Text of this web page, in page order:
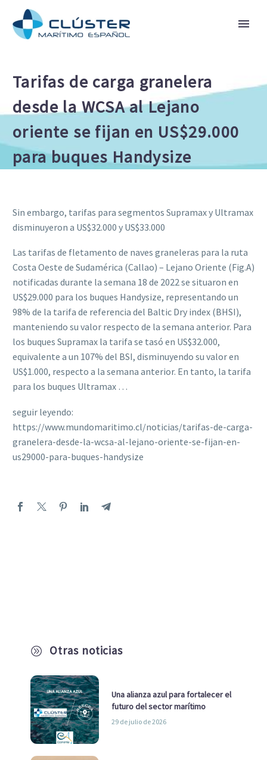
Tarifas de carga granelera
desde la WCSA al Lejano
oriente se fijan en US$29.000
para buques Handysize
A Otras noticias
Una alianza azul para fortalecer el
futuro del sector marítimo
29 de julio de 2026
Sin embargo, tarifas para segmentos Supramax y Ultramax
disminuyeron a US$32.000 y US$33.000
Las tarifas de fletamento de naves graneleras para la ruta
Costa Oeste de Sudamérica (Callao) – Lejano Oriente (Fig.A)
notificadas durante la semana 18 de 2022 se situaron en
US$29.000 para los buques Handysize, representando un
98% de la tarifa de referencia del Baltic Dry index (BHSI),
manteniendo su valor respecto de la semana anterior. Para
los buques Supramax la tarifa se tasó en US$32.000,
equivalente a un 107% del BSI, disminuyendo su valor en
US$1.000, respecto a la semana anterior. En tanto, la tarifa
para los buques Ultramax …
seguir leyendo:
https://www.mundomaritimo.cl/noticias/tarifas-de-carga-
granelera-desde-la-wcsa-al-lejano-oriente-se-fijan-en-
us29000-para-buques-handysize